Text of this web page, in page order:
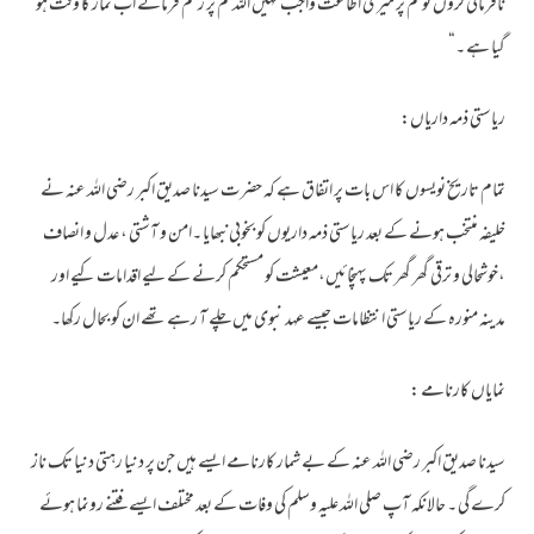
گیا ہے ۔“
ریاستی ذمہ داریاں:
تمام تاریخ نویسوں کا اس بات پر اتفاق ہے کہ حضر ت سیدنا صدیق اکبر رضی اللہ عنہ نے
خلیفہ منتخب ہونے کے بعد ریاستی ذمہ داریوں کو بخوبی نبھایا ۔امن و آشتی ، عدل و انصاف
،خوشحالی و ترقی گھر گھر تک پہنچائیں،معیشت کو مستحکم کرنے کے لیے اقدامات کیے اور
مدینہ منورہ کے ریاستی انتظامات جیسے عہد نبوی میں چلے آ رہے تھے ان کو بحال رکھا۔
نمایاں کارنامے :
سیدنا صدیق اکبر رضی اللہ عنہ کے بے شمار کارنامے ایسے ہیں جن پر دنیا رہتی دنیا تک ناز
کرے گی ۔ حالانکہ آپ صلی اللہ علیہ وسلم کی وفات کے بعد مختلف ایسے فتنے رونما ہوئے